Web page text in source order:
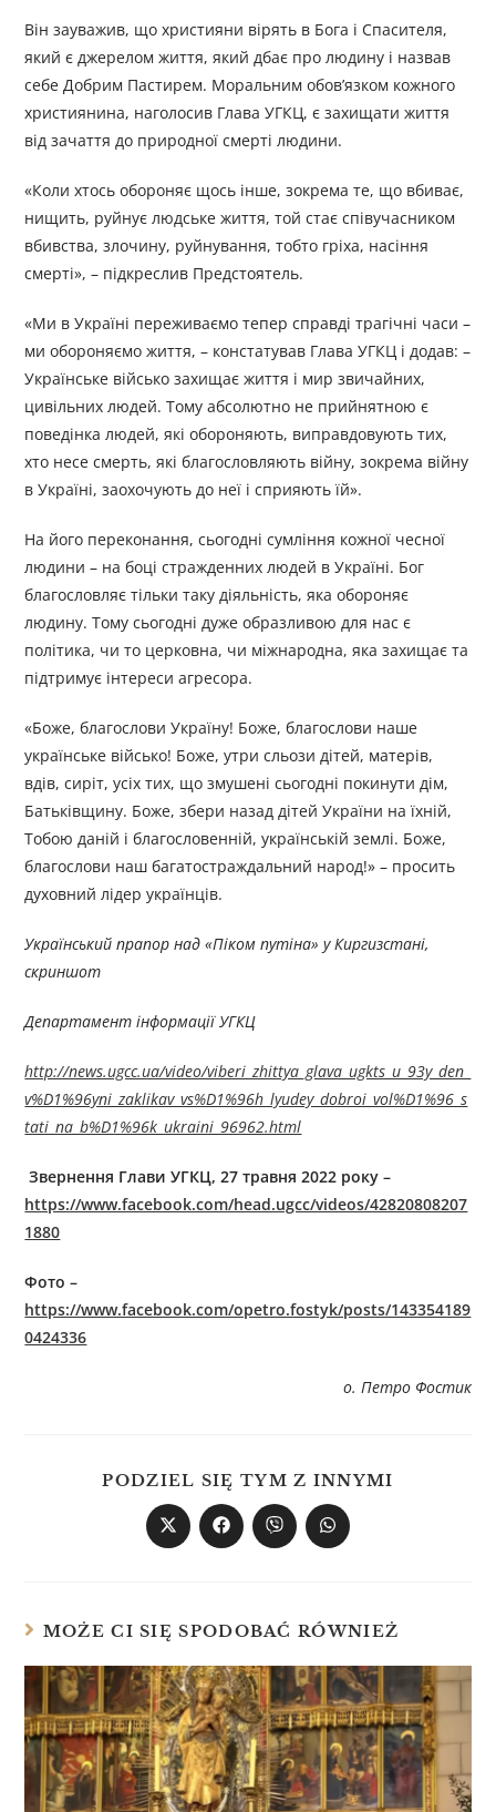
Він зауважив, що християни вірять в Бога і Спасителя,
який є джерелом життя, який дбає про людину і назвав
себе Добрим Пастирем. Моральним обов’язком кожного
християнина, наголосив Глава УГКЦ, є захищати життя
від зачаття до природної смерті людини.
«Коли хтось обороняє щось інше, зокрема те, що вбиває,
нищить, руйнує людське життя, той стає співучасником
вбивства, злочину, руйнування, тобто гріха, насіння
смерті», – підкреслив Предстоятель.
«Ми в Україні переживаємо тепер справді трагічні часи –
ми обороняємо життя, – констатував Глава УГКЦ і додав: –
Українське військо захищає життя і мир звичайних,
цивільних людей. Тому абсолютно не прийнятною є
поведінка людей, які обороняють, виправдовують тих,
хто несе смерть, які благословляють війну, зокрема війну
в Україні, заохочують до неї і сприяють їй».
На його переконання, сьогодні сумління кожної чесної
людини – на боці стражденних людей в Україні. Бог
благословляє тільки таку діяльність, яка обороняє
людину. Тому сьогодні дуже образливою для нас є
політика, чи то церковна, чи міжнародна, яка захищає та
підтримує інтереси агресора.
«Боже, благослови Україну! Боже, благослови наше
українське військо! Боже, утри сльози дітей, матерів,
вдів, сиріт, усіх тих, що змушені сьогодні покинути дім,
Батьківщину. Боже, збери назад дітей України на їхній,
Тобою даній і благословенній, українській землі. Боже,
благослови наш багатостраждальний народ!» – просить
духовний лідер українців.
Український прапор над «Піком путіна» у Киргизстані,
скриншот
Департамент інформації УГКЦ
http://news.ugcc.ua/video/viberi_zhittya_glava_ugkts_u_93y_den_
v%D1%96yni_zaklikav_vs%D1%96h_lyudey_dobroi_vol%D1%96_s
tati_na_b%D1%96k_ukraini_96962.html
Звернення Глави УГКЦ, 27травня 2022 року –
https://www.facebook.com/head.ugcc/videos/42820808207
1880
Фото –
https://www.facebook.com/opetro.fostyk/posts/143354189
0424336
о. Петро Фостик
PODZIEL SIĘ TYM Z INNYMI
MOŻE CI SIĘ SPODOBAĆ RÓWNIEŻ